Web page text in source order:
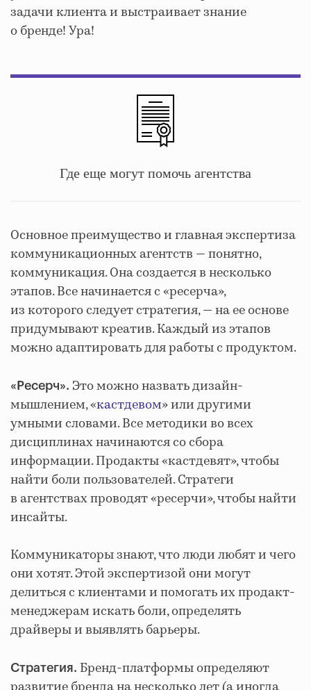
задачи клиента и выстраивает знание
о бренде! Ура!
Где еще могут помочь агентства
Основное преимущество и главная экспертиза
коммуникационных агентств — понятно,
коммуникация. Она создается в несколько
этапов. Все начинается с «ресерча»,
из которого следует стратегия, — на ее основе
придумывают креатив. Каждый из этапов
можно адаптировать для работы с продуктом.
«Ресерч». Это можно назвать дизайн-
мышлением, «кастдевом» или другими
умными словами. Все методики во всех
дисциплинах начинаются со сбора
информации. Продакты «кастдевят», чтобы
найти боли пользователей. Стратеги
в агентствах проводят «ресерчи», чтобы найти
инсайты.
Коммуникаторы знают, что люди любят и чего
они хотят. Этой экспертизой они могут
делиться с клиентами и помогать их продакт-
менеджерам искать боли, определять
драйверы и выявлять барьеры.
Стратегия. Бренд-платформы определяют